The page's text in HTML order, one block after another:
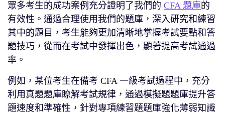
眾多考生的成功案例充分證明了我們的 CFA 題庫的
有效性。通過合理使用我們的題庫，深入研究和練習
其中的題目，考生能夠更加清晰地掌握考試要點和答
題技巧，從而在考試中發揮出色，顯著提高考試通過
率。
例如，某位考生在備考 CFA 一級考試過程中，充分
利用真題題庫瞭解考試規律，通過模擬題題庫提升答
題速度和準確性，針對專項練習題題庫強化薄弱知識